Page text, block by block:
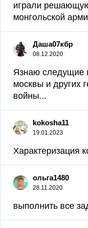
играли
монгольской
Даша07кбр
08.12.2020
Язнаю следущие
москвы и других
войны...
kokosha11
19.01.2023
Характеризация
ольга1480
28.11.2020
выполнить все